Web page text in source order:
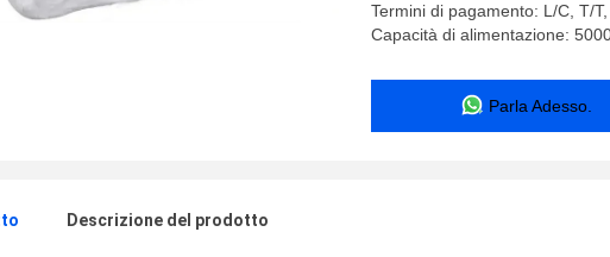
Termini di pagamento: L/C, T/
Capacità di alimentazione:
Parla Adesso.
Descrizione del prodotto